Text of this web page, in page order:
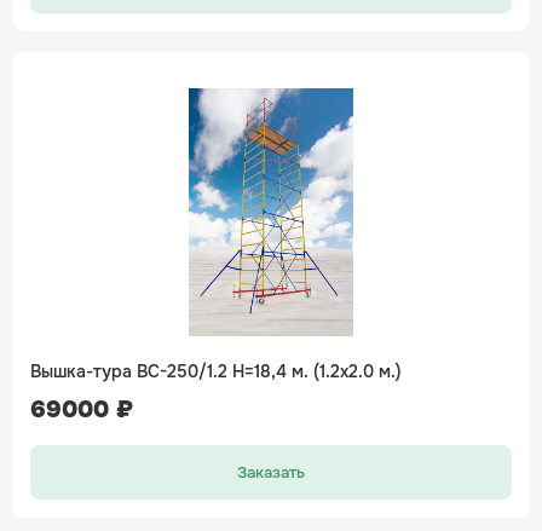
Вышка-тура ВС-250/1.2 H=18,4 м. (1.2х2.0 м.)
69000 ₽
Заказать